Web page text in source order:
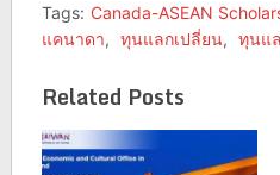
Tags: Canada-ASEAN
แคนาดา, ทุนแลกเปลี่ยน, ทุนแ
Related Posts